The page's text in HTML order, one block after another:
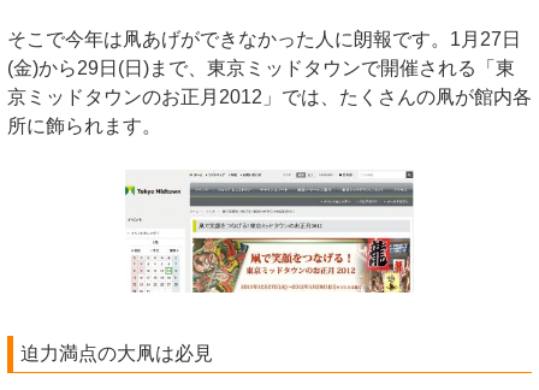
そこで今年は凧あげができなかった人に朗報です。1月27日
(金)から29日(日)まで、東京ミッドタウンで開催される「東
京ミッドタウンのお正月2012」では、たくさんの凧が館内各
所に飾られます。
迫力満点の大凧は必見